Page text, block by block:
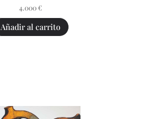
4.000 €
Añadir al carrito